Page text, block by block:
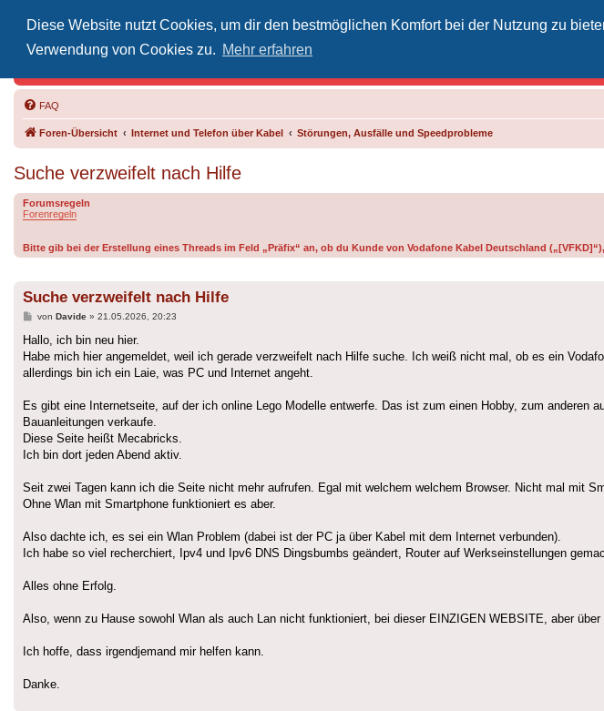
Diese Website nutzt Cookies, um dir den bestmöglichen Komfort bei der Nutzung zu
Verwendung von Cookies zu. Mehr erfahren
FAQ
Foren-Übersicht Internet und Telefon über Kabel Störungen, Ausfälle und Speedprobleme
Suche verzweifelt nach Hilfe
Forumsregeln
Forenregeln
Bitte gib bei der Erstellung eines Threads im Feld „Präfix“ an, ob du Kunde von Vodafone Kabel Deutschland
Suche verzweifelt nach Hilfe
Beitrag
von Davide» 21.05.2026, 20:23
Hallo, ich bin neu hier.
Habe mich hier angemeldet, weil ich gerade verzweifelt nach Hilfe suche. Ich weiß nicht mal, ob es ein
allerdings bin ich ein Laie, was PC und Internet angeht.
Es gibt eine Internetseite, auf der ich online Lego Modelle entwerfe. Das ist zum einen Hobby, zum anderen
Bauanleitungen verkaufe.
Diese Seite heißt Mecabricks.
Ich bin dort jeden Abend aktiv.
Seit zwei Tagen kann ich die Seite nicht mehr aufrufen. Egal mit welchem welchem Browser. Nicht mal mit
Ohne Wlan mit Smartphone funktioniert es aber.
Also dachte ich, es sei ein Wlan Problem (dabei ist der PC ja über Kabel mit dem Internet verbunden).
Ich habe so viel recherchiert, Ipv4 und Ipv6 DNS Dingsbumbs geändert, Router auf Werkseinstellungen
Alles ohne Erfolg.
Also, wenn zu Hause sowohl Wlan als auch Lan nicht funktioniert, bei dieser EINZIGEN WEBSITE, aber
Ich hoffe, dass irgendjemand mir helfen kann.
Danke.